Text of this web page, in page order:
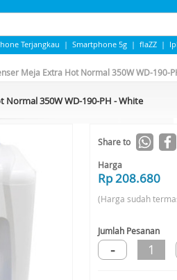
Terjangkau | Smartphone 5g | flaZZ |
Meja Extra Hot Normal 350W WD-190-
350W WD-190-PH - White
Share to
Harga
Rp 208.680
(Harga sudah
Jumlah Pesanan
- 1